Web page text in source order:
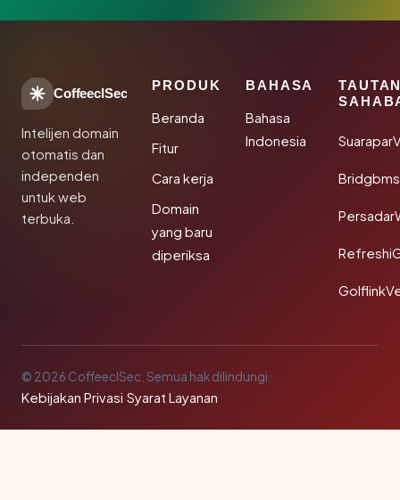
CoffeeclSec
Intelijen domain
otomatis dan
independen
untuk web
terbuka.
PRODUK
Beranda
Fitur
Cara kerja
Domain
yang baru
diperiksa
BAHASA
Bahasa
Indonesia
© 2026 CoffeeclSec. Semua hak dilindungi.
Kebijakan Privasi·Syarat Layanan